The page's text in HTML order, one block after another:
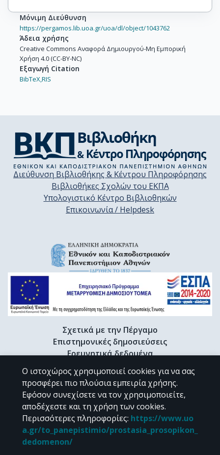
Μόνιμη Διεύθυνση
https://pergamos.lib.uoa.gr/uoa/dl/object/1043762
Άδεια χρήσης
Creative Commons Αναφορά Δημιουργού-Μη Εμπορική
Χρήση 4.0 (CC-BY-NC)
Εξαγωγή Citation
BibTeX,RIS
Διεύθυνση Βιβλιοθήκης & Κέντρου Πληροφόρησης
Βιβλιοθήκες Σχολών του ΕΚΠΑ
Υπολογιστικό Κέντρο Βιβλιοθηκών
Επικοινωνία / Helpdesk
Σχετικά με την Πέργαμο
Επιστημονικές δημοσιεύσεις
Ερευνητικά δεδομένα
Διδακτορικές διατριβές & Γκρίζα βιβλιογραφία
Προφίλ Ερευνητή
CC BY-NC 4.0
Εκτός αν αναφέρεται διαφορετικά, το υλικό της "Περγάμου" διατίθεται
Ο ιστοχώρος χρησιμοποιεί cookies για να σας
προσφέρει πιο πλούσια εμπειρία χρήσης.
Εφόσον συνεχίσετε να τον χρησιμοποιείτε,
αποδέχεστε και τη χρήση των cookies.
Περισσότερες πληροφορίες: https://www.uo
a.gr/to_panepistimio/prostasia_prosopikon_
dedomenon/